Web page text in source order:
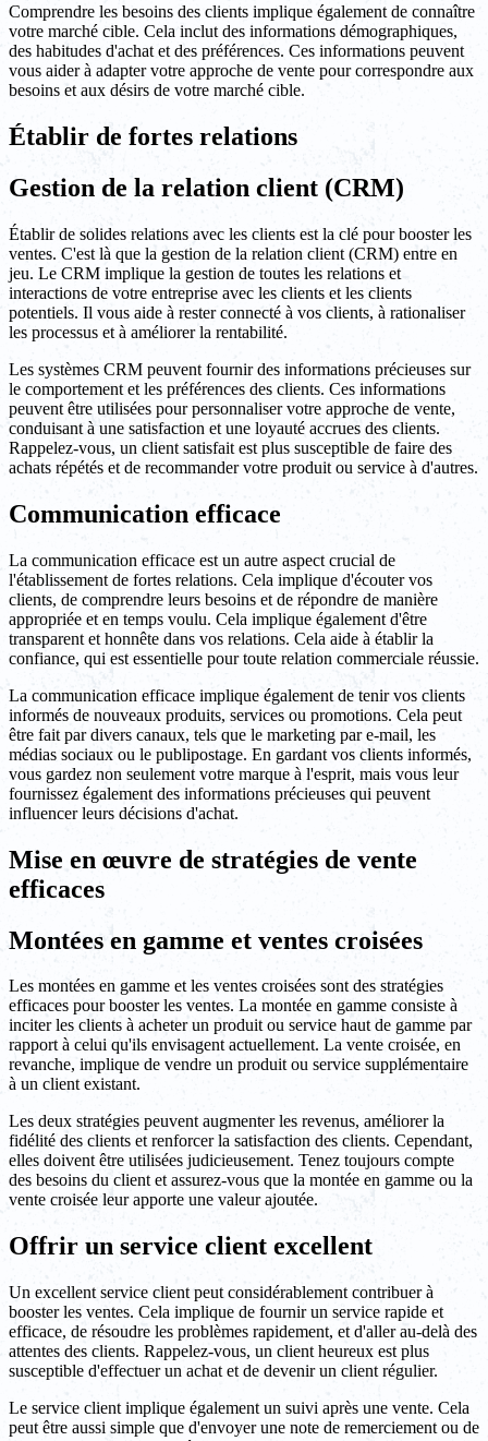
Comprendre les besoins des clients implique également de connaître
votre marché cible. Cela inclut des informations démographiques,
des habitudes d'achat et des préférences. Ces informations peuvent
vous aider à adapter votre approche de vente pour correspondre aux
besoins et aux désirs de votre marché cible.
Établir de fortes relations
Gestion de la relation client (CRM)
Établir de solides relations avec les clients est la clé pour booster les
ventes. C'est là que la gestion de la relation client (CRM) entre en
jeu. Le CRM implique la gestion de toutes les relations et
interactions de votre entreprise avec les clients et les clients
potentiels. Il vous aide à rester connecté à vos clients, à rationaliser
les processus et à améliorer la rentabilité.
Les systèmes CRM peuvent fournir des informations précieuses sur
le comportement et les préférences des clients. Ces informations
peuvent être utilisées pour personnaliser votre approche de vente,
conduisant à une satisfaction et une loyauté accrues des clients.
Rappelez-vous, un client satisfait est plus susceptible de faire des
achats répétés et de recommander votre produit ou service à d'autres.
Communication efficace
La communication efficace est un autre aspect crucial de
l'établissement de fortes relations. Cela implique d'écouter vos
clients, de comprendre leurs besoins et de répondre de manière
appropriée et en temps voulu. Cela implique également d'être
transparent et honnête dans vos relations. Cela aide à établir la
confiance, qui est essentielle pour toute relation commerciale réussie.
La communication efficace implique également de tenir vos clients
informés de nouveaux produits, services ou promotions. Cela peut
être fait par divers canaux, tels que le marketing par e-mail, les
médias sociaux ou le publipostage. En gardant vos clients informés,
vous gardez non seulement votre marque à l'esprit, mais vous leur
fournissez également des informations précieuses qui peuvent
influencer leurs décisions d'achat.
Mise en œuvre de stratégies de vente
efficaces
Montées en gamme et ventes croisées
Les montées en gamme et les ventes croisées sont des stratégies
efficaces pour booster les ventes. La montée en gamme consiste à
inciter les clients à acheter un produit ou service haut de gamme par
rapport à celui qu'ils envisagent actuellement. La vente croisée, en
revanche, implique de vendre un produit ou service supplémentaire
à un client existant.
Les deux stratégies peuvent augmenter les revenus, améliorer la
fidélité des clients et renforcer la satisfaction des clients. Cependant,
elles doivent être utilisées judicieusement. Tenez toujours compte
des besoins du client et assurez-vous que la montée en gamme ou la
vente croisée leur apporte une valeur ajoutée.
Offrir un service client excellent
Un excellent service client peut considérablement contribuer à
booster les ventes. Cela implique de fournir un service rapide et
efficace, de résoudre les problèmes rapidement, et d'aller au-delà des
attentes des clients. Rappelez-vous, un client heureux est plus
susceptible d'effectuer un achat et de devenir un client régulier.
Le service client implique également un suivi après une vente. Cela
peut être aussi simple que d'envoyer une note de remerciement ou de